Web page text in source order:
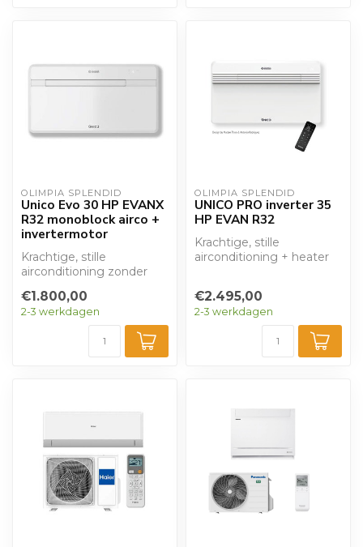
OLIMPIA SPLENDID
Unico Evo 30 HP EVANX
R32 monoblock airco +
invertermotor
Krachtige, stille
airconditioning zonder
levert een com...
€1.800,00
2-3 werkdagen
OLIMPIA SPLENDID
UNICO PRO inverter 35
HP EVAN R32
Krachtige, stille
airconditioning + heater
€2.495,00
2-3 werkdagen